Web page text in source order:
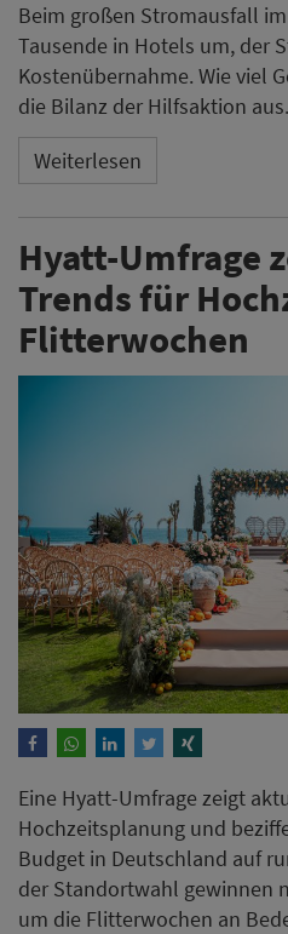
Beim großen Stromausfall
Tausende in Hotels um, der
Kostenübernahme. Wie viel
die Bilanz der Hilfsaktion aus.
Weiterlesen
Hyatt-Umfrage
Trends für
Flitterwochen
Eine Hyatt-Umfrage zeigt
Hochzeitsplanung und
Budget in Deutschland auf
der Standortwahl gewinnen
um die Flitterwochen an